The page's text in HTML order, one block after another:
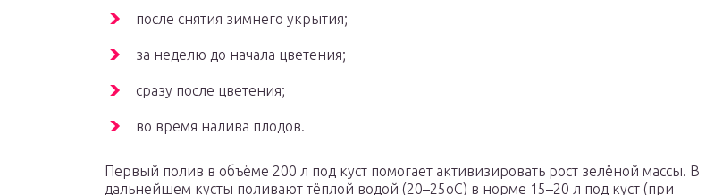
после снятия зимнего укрытия;
за неделю до начала цветения;
сразу после цветения;
во время налива плодов.
Первый полив в объёме 200 л под куст помогает активизировать рост зелёной массы. В
дальнейшем кусты поливают тёплой водой (20–25оС) в норме 15–20 л под куст (при